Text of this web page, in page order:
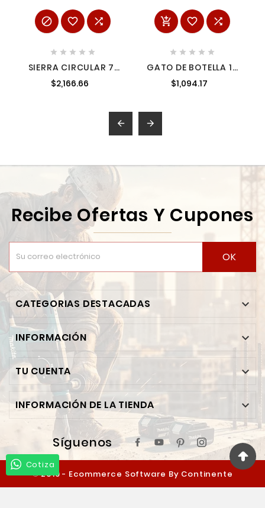
  
    
SIERRA CIRCULAR 7"
3,700 RPM 18 V +
BATERIA 2 A + DISCO
$2,166.66
  
    
GATO DE BOTELLA 12
TONELADAS TRUPER
14818
$1,094.17
 
Recibe Ofertas Y Cupones
OK
CATEGORIAS DESTACADAS 
INFORMACIÓN 
TU CUENTA 
INFORMACIÓN DE LA TIENDA 
Síguenos
© 2019 - Ecommerce Software By Continente
Ferretero™
Cotiza